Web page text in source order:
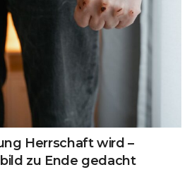
Herrschaft wird –
zu Ende gedacht